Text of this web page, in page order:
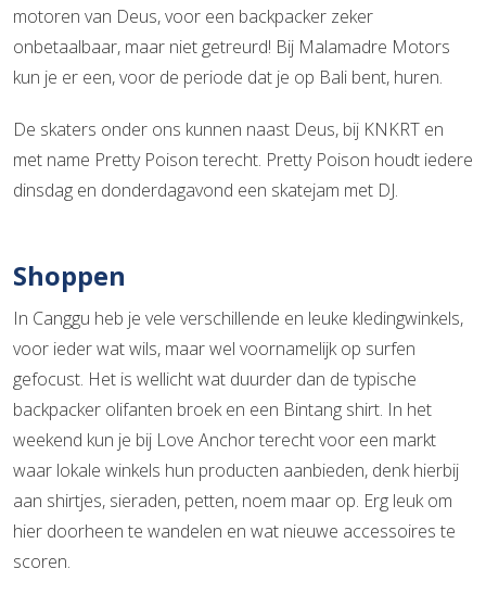
motoren van Deus, voor een backpacker zeker
onbetaalbaar, maar niet getreurd! Bij Malamadre Motors
kun je er een, voor de periode dat je op Bali bent, huren.
De skaters onder ons kunnen naast Deus, bij KNKRT en
met name Pretty Poison terecht. Pretty Poison houdt iedere
dinsdag en donderdagavond een skatejam met DJ.
Shoppen
In Canggu heb je vele verschillende en leuke kledingwinkels,
voor ieder wat wils, maar wel voornamelijk op surfen
gefocust. Het is wellicht wat duurder dan de typische
backpacker olifanten broek en een Bintang shirt. In het
weekend kun je bij Love Anchor terecht voor een markt
waar lokale winkels hun producten aanbieden, denk hierbij
aan shirtjes, sieraden, petten, noem maar op. Erg leuk om
hier doorheen te wandelen en wat nieuwe accessoires te
scoren.